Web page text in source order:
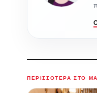
ΠΕΡΙΣΣΌΤΕΡΑ ΣΤΟ